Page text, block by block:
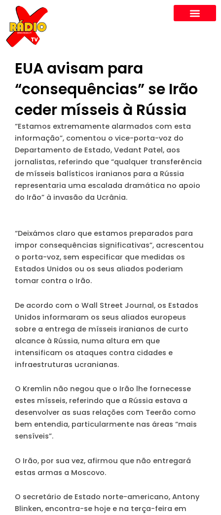
content
EUA avisam para
“consequências” se Irão
ceder mísseis à Rússia
“Estamos extremamente alarmados com esta
informação”, comentou o vice-porta-voz do
Departamento de Estado, Vedant Patel, aos
jornalistas, referindo que “qualquer transferência
de mísseis balísticos iranianos para a Rússia
representaria uma escalada dramática no apoio
do Irão” à invasão da Ucrânia.
“Deixámos claro que estamos preparados para
impor consequências significativas”, acrescentou
o porta-voz, sem especificar que medidas os
Estados Unidos ou os seus aliados poderiam
tomar contra o Irão.
De acordo com o Wall Street Journal, os Estados
Unidos informaram os seus aliados europeus
sobre a entrega de mísseis iranianos de curto
alcance à Rússia, numa altura em que
intensificam os ataques contra cidades e
infraestruturas ucranianas.
O Kremlin não negou que o Irão lhe fornecesse
estes mísseis, referindo que a Rússia estava a
desenvolver as suas relações com Teerão como
bem entendia, particularmente nas áreas “mais
sensíveis”.
O Irão, por sua vez, afirmou que não entregará
estas armas a Moscovo.
O secretário de Estado norte-americano, Antony
Blinken, encontra-se hoje e na terça-feira em